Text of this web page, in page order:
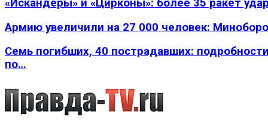
«Искандеры» и «Цирконы»: более 35 ракет
Армию увеличили на 27 000 человек:
Семь погибших, 40 пострадавших:
по…